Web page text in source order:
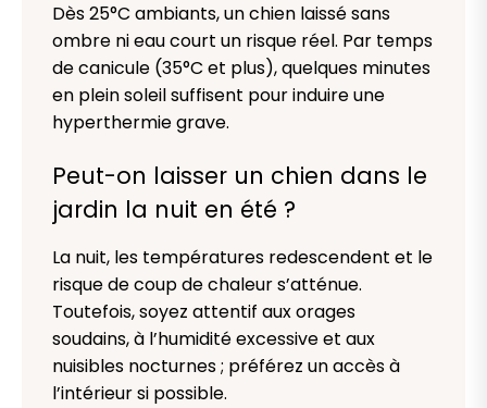
Dès 25°C ambiants, un chien laissé sans
ombre ni eau court un risque réel. Par temps
de canicule (35°C et plus), quelques minutes
en plein soleil suffisent pour induire une
hyperthermie grave.
Peut-on laisser un chien dans le
jardin la nuit en été ?
La nuit, les températures redescendent et le
risque de coup de chaleur s’atténue.
Toutefois, soyez attentif aux orages
soudains, à l’humidité excessive et aux
nuisibles nocturnes ; préférez un accès à
l’intérieur si possible.